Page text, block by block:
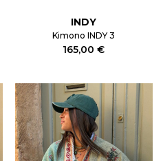
INDY
Kimono INDY 3
165,00 €